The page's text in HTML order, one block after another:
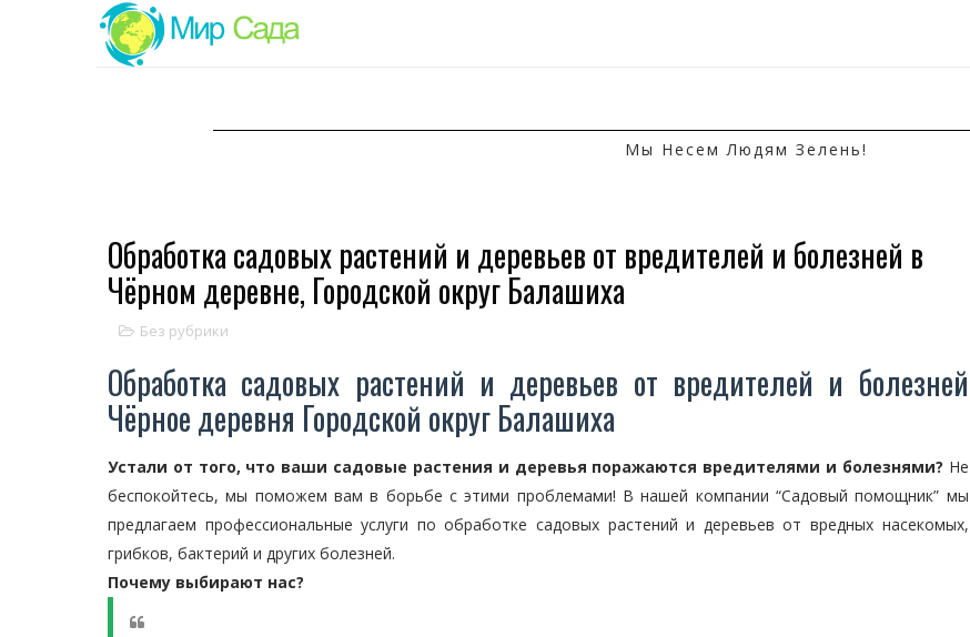
Мы Несем Людям Зелень!
Обработка садовых растений и деревьев от вредителей и болезней в
Чёрном деревне, Городской округ Балашиха
Без рубрики
Обработка садовых растений и деревьев от вредителей и болезней
Чёрное деревня Городской округ Балашиха
Устали от того, что ваши садовые растения и деревья поражаются вредителями и болезнями? Не
беспокойтесь, мы поможем вам в борьбе с этими проблемами! В нашей компании “Садовый помощник” мы
предлагаем профессиональные услуги по обработке садовых растений и деревьев от вредных насекомых,
грибков, бактерий и других болезней.
Почему выбирают нас?